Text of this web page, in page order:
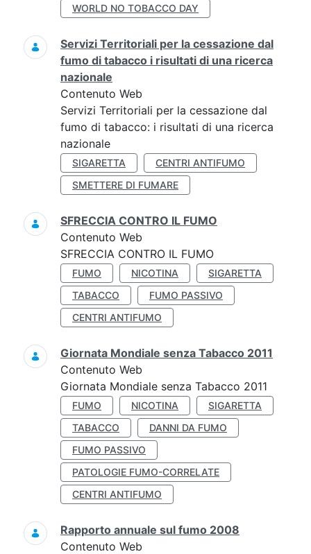
WORLD NO TOBACCO DAY
Servizi Territoriali per la cessazione dal
fumo di tabacco i risultati di una ricerca
nazionale
Contenuto Web
Servizi Territoriali per la cessazione dal
fumo di tabacco: i risultati di una ricerca
nazionale
SIGARETTA
CENTRI ANTIFUMO
SMETTERE DI FUMARE
SFRECCIA CONTRO IL FUMO
Contenuto Web
SFRECCIA CONTRO IL FUMO
FUMO NICOTINA
SIGARETTA
TABACCO
FUMO PASSIVO
CENTRI ANTIFUMO
Giornata Mondiale senza Tabacco 2011
Contenuto Web
Giornata Mondiale senza Tabacco 2011
FUMO NICOTINA
SIGARETTA
TABACCO
DANNI DA FUMO
FUMO PASSIVO
PATOLOGIE FUMO-CORRELATE
CENTRI ANTIFUMO
Rapporto annuale sul fumo 2008
Contenuto Web